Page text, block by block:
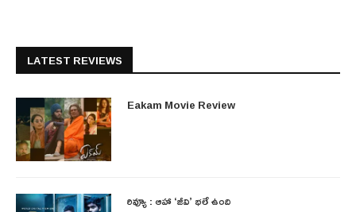
LATEST REVIEWS
Eakam Movie Review
రివ్యూ : ఆహా ‘జీవి’ భలే ఉంది